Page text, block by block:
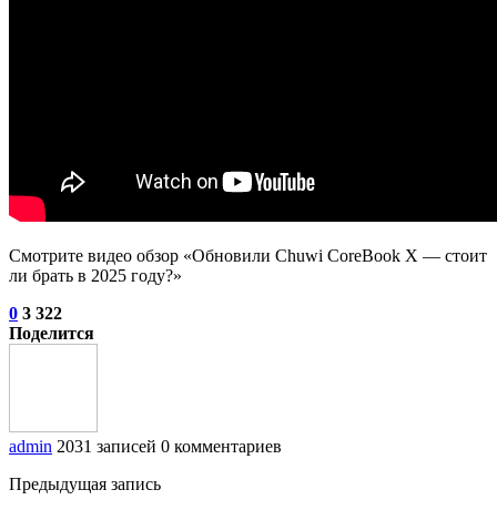
Смотрите видео обзор «Обновили Chuwi CoreBook X — стоит
ли брать в 2025 году?»
0 3 322
Поделится
admin 2031 записей 0 комментариев
Предыдущая запись